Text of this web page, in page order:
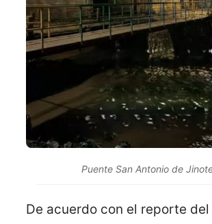
Puente San Antonio de
De acuerdo con el reporte del